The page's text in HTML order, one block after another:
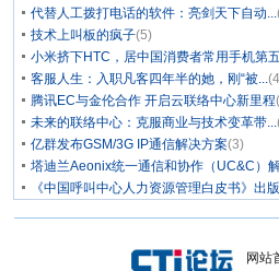
代替人工拨打电话的软件：亮剑天下自动...
技术上叫板的疯子(5)
小米挤下HTC，居中国消费者常用手机第五
客服人生：入职凡客四年半的她，刚“被...
腾讯EC与金伦合作 开启云联络中心新里程
未来的联络中心：克服商业与技术变革带...
亿群发布GSM/3G IP通信解决方案(3)
塔迪兰Aeonix统一通信和协作（UC&C）
《中国呼叫中心人力资源管理白皮书》出版
网站